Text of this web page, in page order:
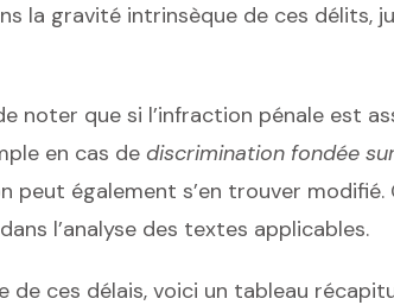
la gravité intrinsèque de ces délits,
noter que si l’infraction pénale est
en cas de discrimination fondée
peut également s’en trouver
l’analyse des textes applicables.
de ces délais, voici un tableau